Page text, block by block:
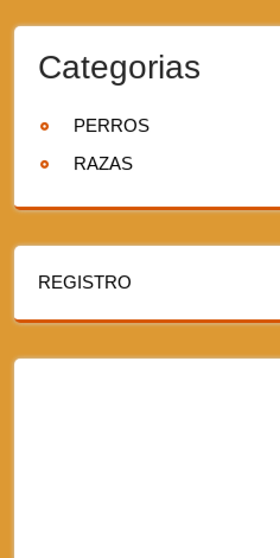
Categorias
PERROS
RAZAS
REGISTRO